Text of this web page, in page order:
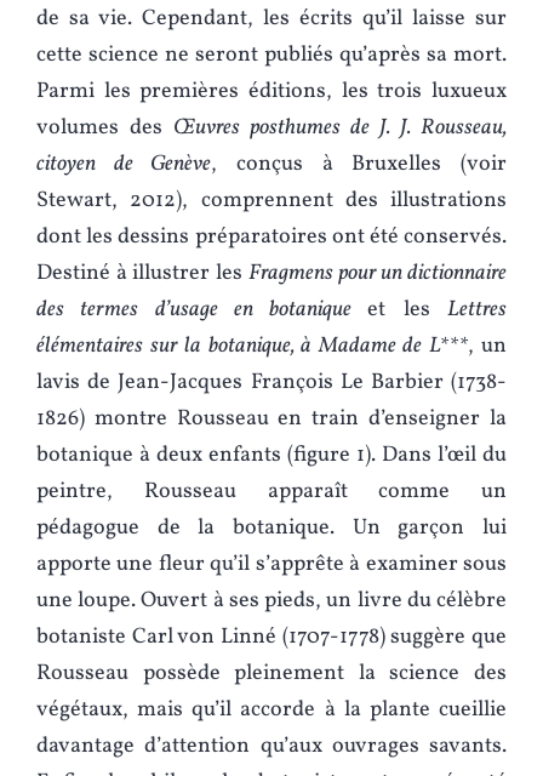
de sa vie. Cependant, les écrits qu’il laisse sur
cette science ne seront publiés qu’après sa mort.
Parmi les premières éditions, les trois luxueux
volumes des Œuvres posthumes de J. J. Rousseau,
citoyen de Genève, conçus à Bruxelles (voir
Stewart, 2012), comprennent des illustrations
dont les dessins préparatoires ont été conservés.
Destiné à illustrer les Fragmens pour un dictionnaire
des termes d’usage en botaniqueet lesLettres
élémentaires sur la botanique, à Madame de L***, un
lavis de Jean-Jacques François Le Barbier (1738-
1826) montre Rousseau en train d’enseigner la
botanique à deux enfants (figure 1). Dans l’œil du
peintre, Rousseau apparaît comme un
pédagogue de la botanique. Un garçon lui
apporte une fleur qu’il s’apprête à examiner sous
une loupe. Ouvert à ses pieds, un livre du célèbre
botaniste Carl von Linné (1707-1778) suggère que
Rousseau possède pleinement la science des
végétaux, mais qu’il accorde à la plante cueillie
davantage d’attention qu’aux ouvrages savants.